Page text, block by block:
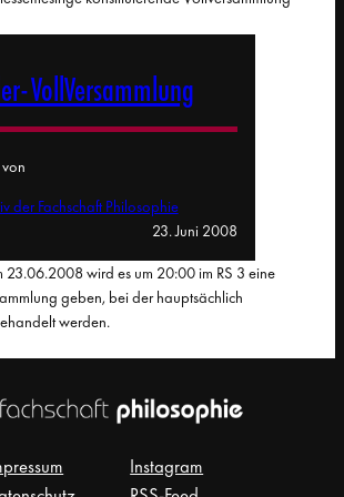
VollVersammlung
der Fachschaft Philosophie
23. Juni 2008
wird es um 20:00 im RS 3 eine
geben, bei der hauptsächlich
werden.
Instagram